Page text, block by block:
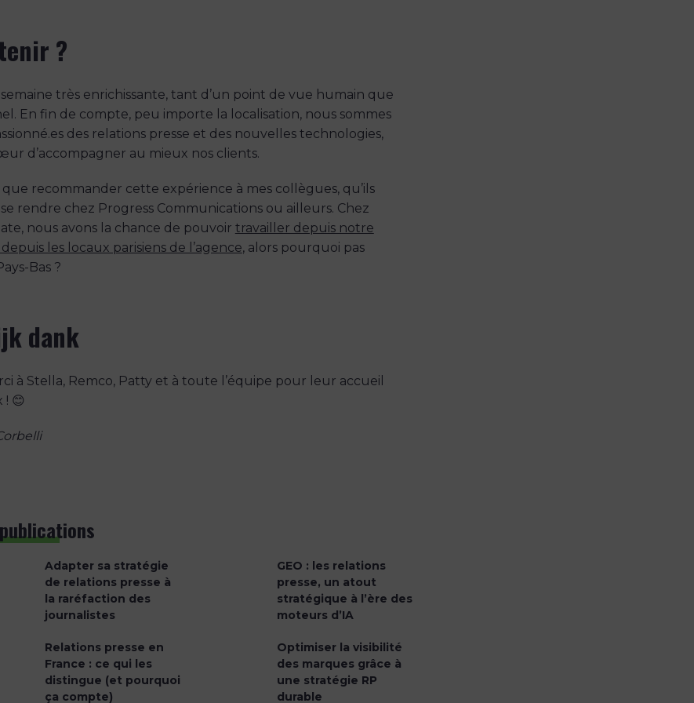
?
très enrichissante, tant d’un point de vue humain que
En fin de compte, peu importe la localisation, nous sommes
des relations presse et des nouvelles technologies,
d’accompagner au mieux nos clients.
recommander cette expérience à mes collègues, qu’ils
rendre chez Progress Communications ou ailleurs. Chez
nous avons la chance de pouvoir travailler depuis notre
les locaux parisiens de l’agence, alors pourquoi pas
Bas ?
dank
à Stella, Remco, Patty et à toute l’équipe pour leur accueil
😊
Adapter sa stratégie
de relations presse à
la raréfaction des
journalistes
GEO : les relations
presse, un atout
stratégique à l’ère des
moteurs d’IA
Relations presse en
France : ce qui les
distingue (et pourquoi
ça compte)
Optimiser la visibilité
des marques grâce à
une stratégie RP
durable